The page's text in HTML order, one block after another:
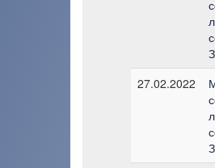
27.02.2022